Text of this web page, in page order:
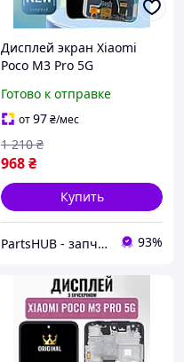
Дисплей экран Xiaomi
Poco M3 Pro 5G
сенсор в сборе, Модуль
Ксиоми Поко М3 Про
Готово к отправке
от97₴/мес
968₴
1 210 ₴
Купить
PartsHUB - запчастини на Телефони (Дисплей / Акумулятор / Шлейф-Плати) 93%